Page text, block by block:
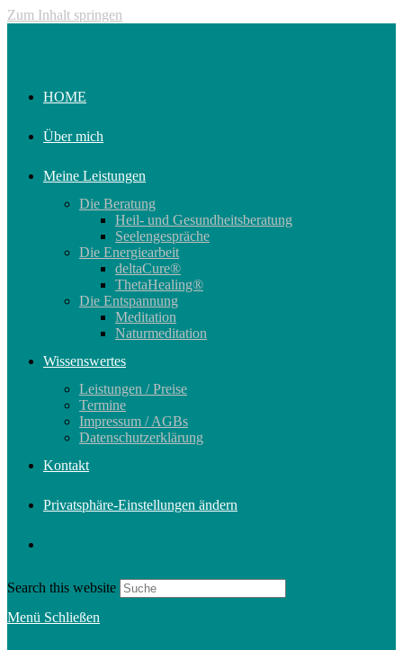
Zum Inhalt springen
HOME
Über mich
Meine Leistungen
Die Beratung
Heil- und Gesundheitsberatung
Seelengespräche
Die Energiearbeit
deltaCure®
ThetaHealing®
Die Entspannung
Meditation
Naturmeditation
Wissenswertes
Leistungen / Preise
Termine
Impressum / AGBs
Datenschutzerklärung
Kontakt
Privatsphäre-Einstellungen ändern
Search this website
Menü Schließen